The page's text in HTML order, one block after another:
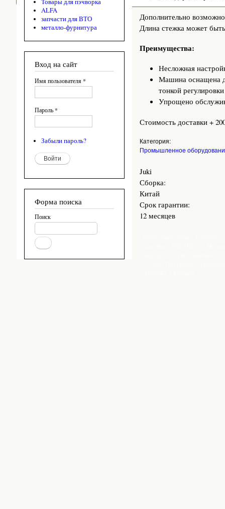
Товары для пэчворка
ALFA
запчасти для ВТО
металло-фурнитура
Вход на сайт
Имя пользователя *
Пароль *
Забыли пароль?
Форма поиска
Поиск
Дополнительно
Длина стежка может
Преимущества:
Несложная
Машина оснащена
тонкой
Упрощено
Стоимость доставки +
Категория:
Промышленное
Juki
Сборка:
Китай
Срок гарантии:
12 месяцев